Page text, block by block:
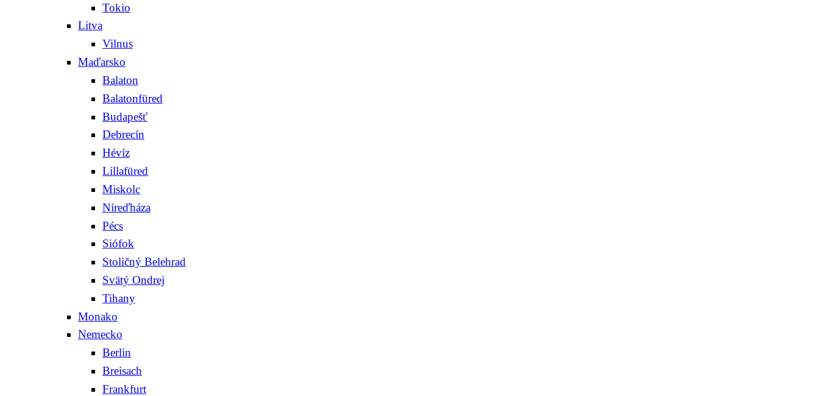
Tokio
Litva
Vilnus
Maďarsko
Balaton
Balatonfüred
Budapešť
Debrecín
Hévíz
Lillafüred
Miskolc
Níreďháza
Pécs
Siófok
Stoličný Belehrad
Svätý Ondrej
Tihany
Monako
Nemecko
Berlin
Breisach
Frankfurt